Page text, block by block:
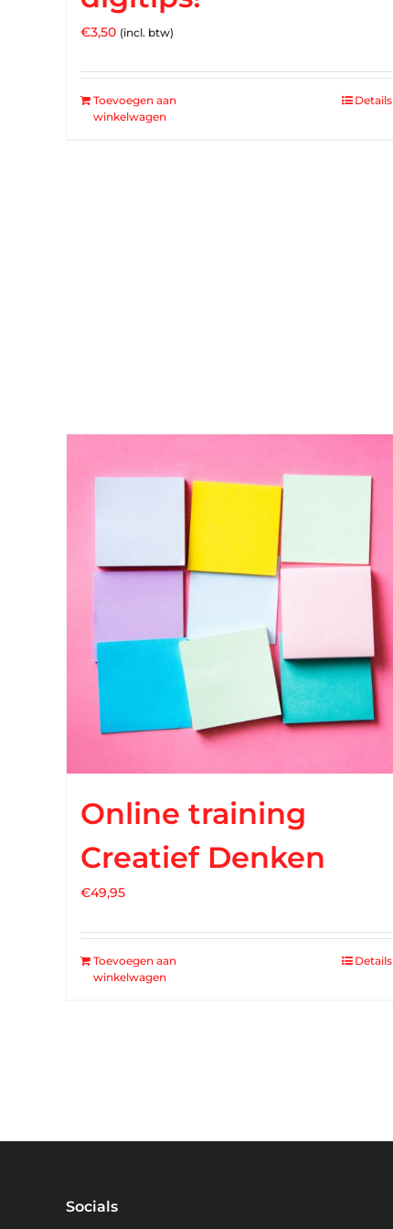
€3,50 (incl. btw)
Toevoegen aan
winkelwagen
Details
Online training
Creatief Denken
€49,95
Toevoegen aan
winkelwagen
Details
Socials